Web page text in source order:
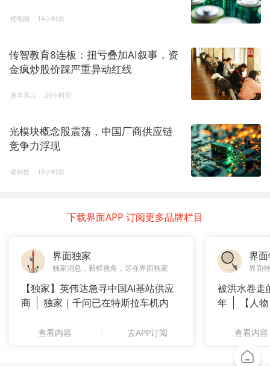
锂电圈 14小时前
传智教育8连板：扭亏叠加AI叙事，资
金疯炒股价踩严重异动红线
资本风云 20小时前
光模块概念股震荡，中国厂商供应链
竞争力浮现
硬科技 18小时前
下载界面APP 订阅更多品牌栏目
界面独家
独家消息，新鲜视角，尽在界面独家
【独家】英伟达急寻中国AI基站供应
商
独家｜千问已在特斯拉车机内
查看内容 去APP订阅
界
界面
被洪水卷走
年
【人
查看内容